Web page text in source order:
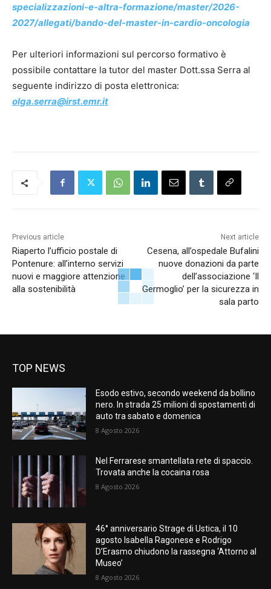
specializzazioni-e-altra-formazione/master/2026-
2027/allegati/bando-del-master-in-cardio-oncologia
Per ulteriori informazioni sul percorso formativo è
possibile contattare la tutor del master Dott.ssa Serra al
seguente indirizzo di posta elettronica:
olga.serra@irst.emr.it
Previous article
Riaperto l’ufficio postale di
Pontenure: all’interno servizi
nuovi e maggiore attenzione
alla sostenibilità
Next article
Cesena, all’ospedale Bufalini
nuove donazioni da parte
dell’associazione ‘Il
Germoglio’ per la sicurezza in
sala parto
TOP NEWS
Esodo estivo, secondo weekend da bollino
nero. In strada 25 milioni di spostamenti di
auto tra sabato e domenica
8 Agosto 2026
Nel Ferrarese smantellata rete di spaccio.
Trovata anche la cocaina rosa
8 Agosto 2026
46° anniversario Strage di Ustica, il 10
agosto Isabella Ragonese e Rodrigo
D’Erasmo chiudono la rassegna ‘Attorno al
Museo’
8 Agosto 2026